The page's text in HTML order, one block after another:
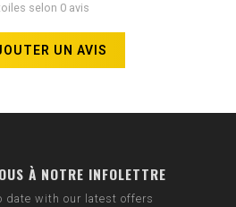
selon 0 avis
UN AVIS
À NOTRE INFOLETTRE
date with our latest offers